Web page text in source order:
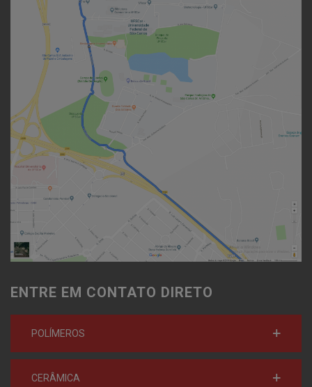
ENTRE EM CONTATO DIRETO
POLÍMEROS
CERÂMICA